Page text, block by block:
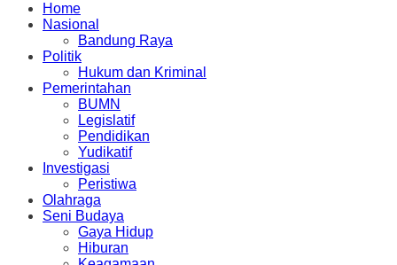
Home
Nasional
Bandung Raya
Politik
Hukum dan Kriminal
Pemerintahan
BUMN
Legislatif
Pendidikan
Yudikatif
Investigasi
Peristiwa
Olahraga
Seni Budaya
Gaya Hidup
Hiburan